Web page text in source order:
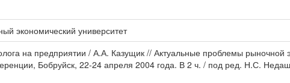
экономический университет
на предприятии / А.А. Казущик // Актуальные проблемы
Бобруйск, 22-24 апреля 2004 года. В 2 ч. / под ред. Н.С.